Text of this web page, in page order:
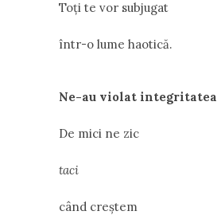
Toți te vor subjugat
într-o lume haotică.
Ne-au violat integritatea
De mici ne zic
taci
când creștem